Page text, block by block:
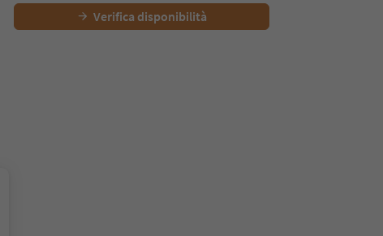
Verifica disponibilità